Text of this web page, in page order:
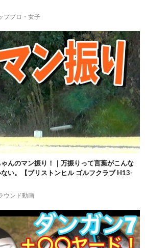
ププロ・女子
ゃんのマン振り！｜万振りって言葉がこんな
い。【ブリストンヒル ゴルフクラブ H13-
ウンド動画